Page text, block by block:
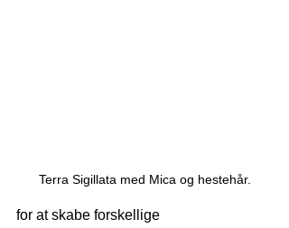
Terra Sigillata med Mica og hestehår.
for at skabe forskellige